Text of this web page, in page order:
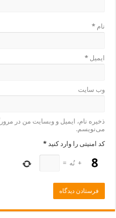
نام*
ایمیل*
وب‌ سایت
ذخیره نام، ایمیل و وبسایت من در
می‌نویسم.
کد امنیتی را وارد کنید *
+ نُه =